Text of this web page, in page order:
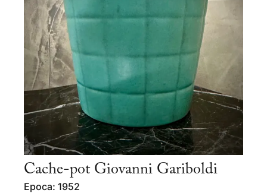
Cache-pot Giovanni Gariboldi
Epoca: 1952